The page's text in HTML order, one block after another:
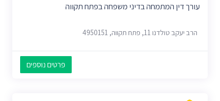
עורך דין המתמחה בדיני משפחה בפתח תקווה
הרב יעקב טולדנו 11, פתח תקווה, 4950151
פרטים נוספים